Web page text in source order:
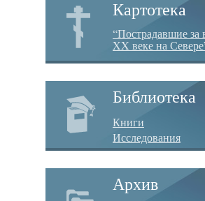
Картотека
“Пострадавшие за
XX веке на
Библиотека
Книги
Исследования
Архив